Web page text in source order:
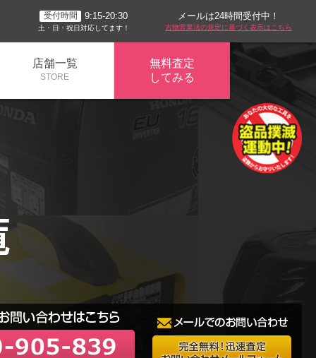
受付時間 9:15-20:30
土・日・祝日対応してます！
メールは24時間受付中！
古物営業法の規定に基づく表示はこちら
店舗一覧
STORE
無料査定
してみる